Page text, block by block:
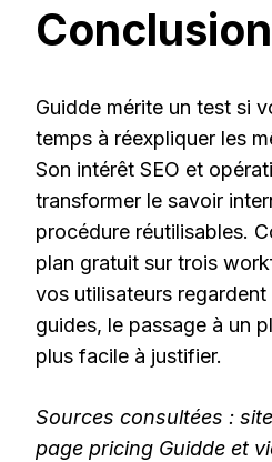
Conclusion
Guidde mérite un test si
temps à réexpliquer les
Son intérêt SEO et
transformer le savoir
procédure réutilisables.
plan gratuit sur trois
vos utilisateurs regardent
guides, le passage à un
plus facile à justifier.
Sources consultées :
page pricing Guidde et